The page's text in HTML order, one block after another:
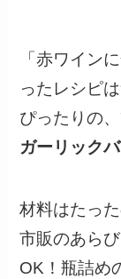
「赤ワイン
ったレシピ
ぴったりの
ガーリック
材料はたっ
市販のあら
OK！瓶詰め